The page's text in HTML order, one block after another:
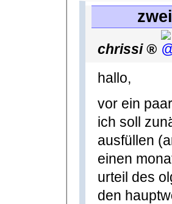
chrissi
hallo,
vor ein
ich soll
ausfüllen
einen
urteil des
den